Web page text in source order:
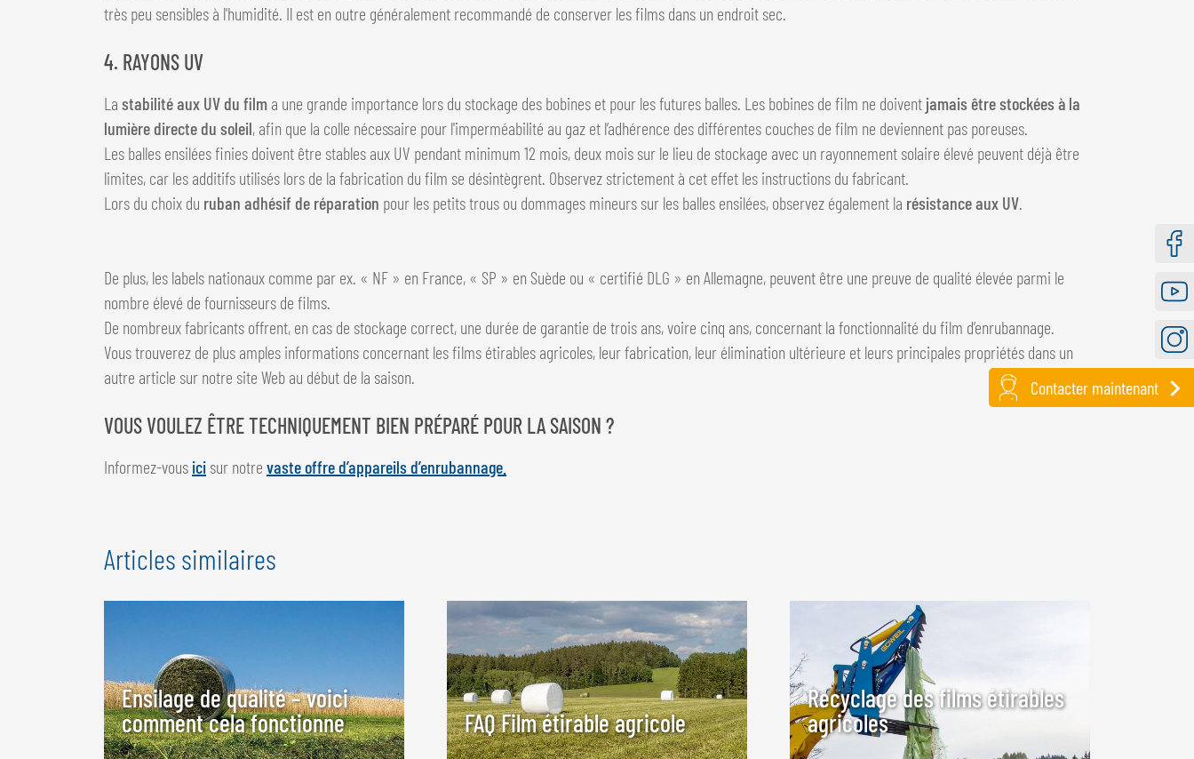
très peu sensibles à l'humidité. Il est en outre généralement recommandé de conserver les films dans un endroit sec.
4. RAYONS UV
La stabilité aux UV du film a une grande importance lors du stockage des bobines et pour les futures balles. Les bobines de film ne doivent jamais être stockées à la
lumière directe du soleil, afin que la colle nécessaire pour l'imperméabilité au gaz et l’adhérence des différentes couches de film ne deviennent pas poreuses.
Les balles ensilées finies doivent être stables aux UV pendant minimum 12 mois, deux mois sur le lieu de stockage avec un rayonnement solaire élevé peuvent déjà être
limites, car les additifs utilisés lors de la fabrication du film se désintègrent. Observez strictement à cet effet les instructions du fabricant.
Lors du choix du ruban adhésif de réparation pour les petits trous ou dommages mineurs sur les balles ensilées, observez également la résistance aux UV
De plus, les labels nationaux comme par ex. « NF » en France, « SP » en Suède ou « certifié DLG » en Allemagne, peuvent être une preuve de qualité élevée parmi le
nombre élevé de fournisseurs de films.
De nombreux fabricants offrent, en cas de stockage correct, une durée de garantie de trois ans, voire cinq ans, concernant la fonctionnalité du film d’enrubannage.
Vous trouverez de plus amples informations concernant les films étirables agricoles, leur fabrication, leur élimination ultérieure et leurs principales propriétés dans un
autre article sur notre site Web au début de la saison.
VOUS VOULEZ ÊTRE TECHNIQUEMENT BIEN PRÉPARÉ POUR LA SAISON ?
Informez-vous ici sur notre vaste offre d’appareils d’enrubannage.
Articles similaires
Ensilage de qualité – voici
comment cela fonctionne
FAQ Film étirable agricole
Recyclage des films étirables
agricoles
Contacter maintenant